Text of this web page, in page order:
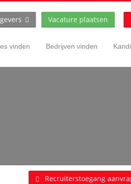
vinden Bedrijven vinden
Vacature plaatsen
Recruiterstoegang